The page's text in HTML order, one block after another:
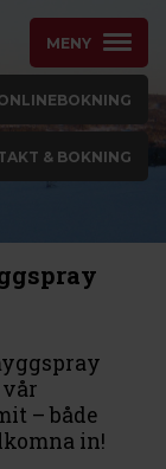
MENY
& BOKNING
– både
in!